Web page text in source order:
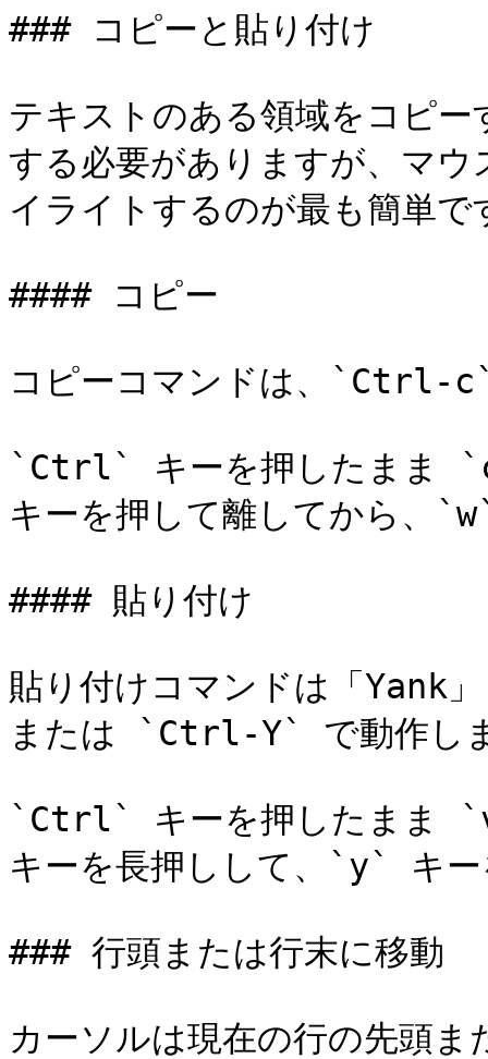
### コピーと貼り付け
テキストのある領域をコピ
する必要がありますが、マ
イライトするのが最も簡単で
#### コピー
コピーコマンドは、`Ctrl-
`Ctrl` キーを押したまま
キーを押して離してから、
#### 貼り付け
貼り付けコマンドは「
または `Ctrl-Y` で動作し
`Ctrl` キーを押したまま
キーを長押しして、`y` キー
### 行頭または行末に移動
カーソルは現在の行の先頭